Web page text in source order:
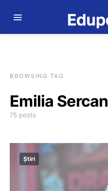
BROWSING TAG
Emilia Sercan
75 posts
Știri